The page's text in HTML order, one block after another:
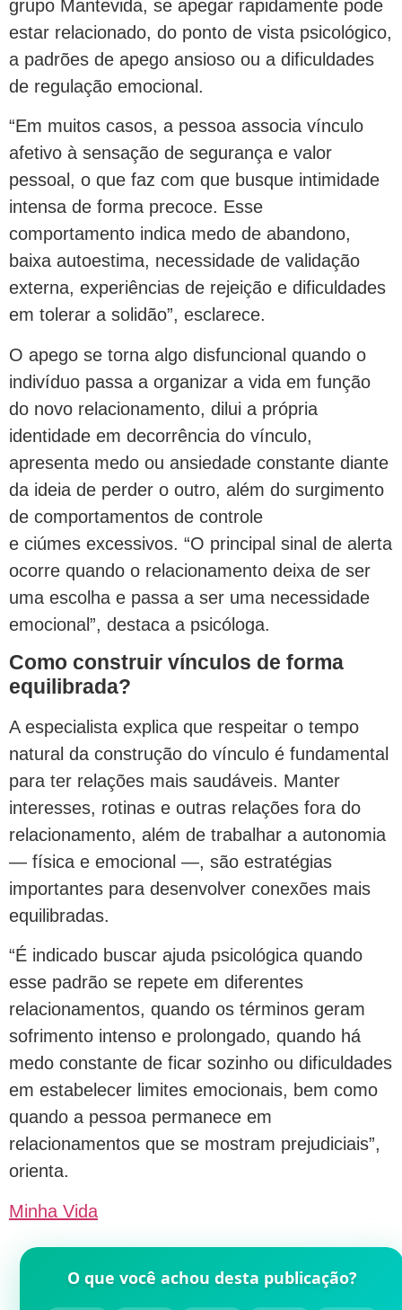
grupo Mantevida, se apegar rapidamente pode
estar relacionado, do ponto de vista psicológico,
a padrões de apego ansioso ou a dificuldades
de regulação emocional.
“Em muitos casos, a pessoa associa vínculo
afetivo à sensação de segurança e valor
pessoal, o que faz com que busque intimidade
intensa de forma precoce. Esse
comportamento indica medo de abandono,
baixa autoestima, necessidade de validação
externa, experiências de rejeição e dificuldades
em tolerar a solidão”, esclarece.
O apego se torna algo disfuncional quando o
indivíduo passa a organizar a vida em função
do novo relacionamento, dilui a própria
identidade em decorrência do vínculo,
apresenta medo ou ansiedade constante diante
da ideia de perder o outro, além do surgimento
de comportamentos de controle
e ciúmes excessivos. “O principal sinal de alerta
ocorre quando o relacionamento deixa de ser
uma escolha e passa a ser uma necessidade
emocional”, destaca a psicóloga.
Como construir vínculos de forma
equilibrada?
A especialista explica que respeitar o tempo
natural da construção do vínculo é fundamental
para ter relações mais saudáveis. Manter
interesses, rotinas e outras relações fora do
relacionamento, além de trabalhar a autonomia
— física e emocional —, são estratégias
importantes para desenvolver conexões mais
equilibradas.
“É indicado buscar ajuda psicológica quando
esse padrão se repete em diferentes
relacionamentos, quando os términos geram
sofrimento intenso e prolongado, quando há
medo constante de ficar sozinho ou dificuldades
em estabelecer limites emocionais, bem como
quando a pessoa permanece em
relacionamentos que se mostram prejudiciais”,
orienta.
Minha Vida
O que você achou desta publicação?